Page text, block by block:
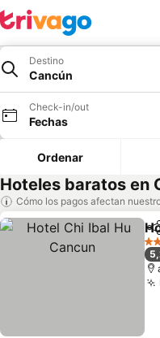
Destino
Cancún
Check-in/out
Fechas
Ordenar
Hoteles baratos en
Cómo los pagos afectan
2